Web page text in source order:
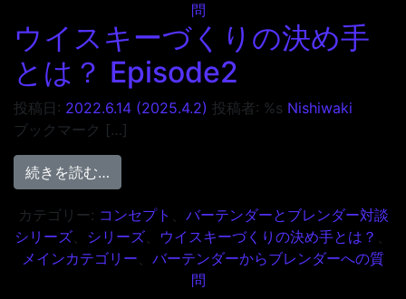
問
ウイスキーづくりの決め手
とは？ Episode2
投稿日: 2022.6.14 (2025.4.2) 投稿者: %s Nishiwaki
ブックマーク […]
続きを読む…
カテゴリー: コンセプト 、 バーテンダーとブレンダー対談
シリーズ、 シリーズ、 ウイスキーづくりの決め手とは？ 、
メインカテゴリー、 バーテンダーからブレンダーへの質
問